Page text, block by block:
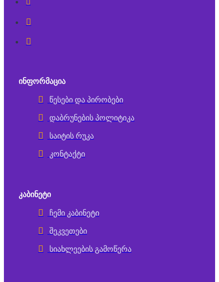
ᲘᲜᲤᲝᲠᲛᲐᲪᲘᲐ
წესები და პირობები
დაბრუნების პოლიტიკა
საიტის რუკა
კონტაქტი
ᲙᲐᲑᲘᲜᲔᲢᲘ
ჩემი კაბინეტი
შეკვეთები
სიახლეების გამოწერა